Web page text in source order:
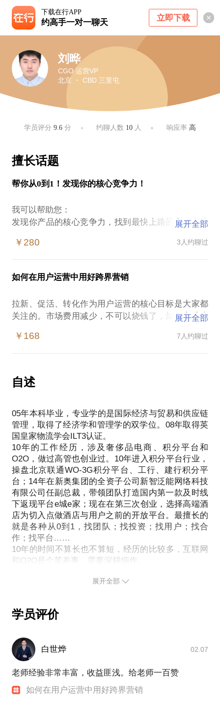
下载在行APP
约高手一对一聊天 立即下载
刘晔
CGO 运营VP
北京 ・ CBD 三里屯
学员评分9.6 分 约聊人数 10人 响应率 高
擅长话题
帮你从0到1！发现你的核心竞争力！
我可以帮助您：
发现你产品的核心竞争力，找到最快上路的点，有的
我曾经用6页BP，融到5100万；给你优化BP的建议以
合理搭建创业团队。业态不同决定团队的重心不同。
我会根据你的项目情况帮助分析如何搭建合理的团
期，团队的重心如何调整，分步实施团队建设。
从来没有离开过“拉新“、”促活“、”转化“，告诉您最想
展开全部
￥280 3人约聊过
如何在用户运营中用好跨界营销
拉新、促活、转化作为用户运营的核心目标是大家都
关注的。市场费用减少，不可以烧钱了，如何完成这
展开全部
￥168 7人约聊过
自述
05年本科毕业，专业学的是国际经济与贸易和供应链
管理，取得了经济学和管理学的双学位。08年取得英
国皇家物流学会ILT3认证。
10年的工作经历，涉及奢侈品电商、积分平台和
O2O，做过高管也创业过。10年进入积分平台行业，
操盘北京联通WO-3G积分平台、工行、建行积分平
台；14年在新奥集团的全资子公司新智泛能网络科技
有限公司任副总裁，带领团队打造国内第一款及时线
下返现平台e城e家；现在在第三次创业，选择高端酒
店为切入点做酒店与用户之前的开放平台。最擅长的
就是各种从0到1，找团队；找投资；找用户；找合
作；找平台……
10年的时间不算长也不算短，经历的比较多，互联网
展开全部
学员评价
白世烨 02.07
老师经验非常丰富，收益匪浅。给老师一百赞
如何在用户运营中用好跨界营销